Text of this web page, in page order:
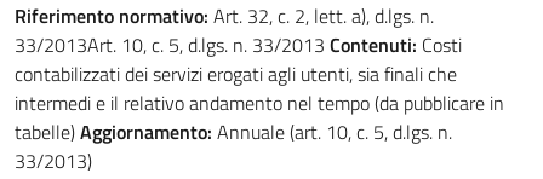
Riferimento normativo: Art. 32, c. 2, lett. a), d.lgs. n.
33/2013Art. 10, c. 5, d.lgs. n. 33/2013 Contenuti: Costi
contabilizzati dei servizi erogati agli utenti, sia finali che
intermedi e il relativo andamento nel tempo (da pubblicare in
tabelle)Aggiornamento: Annuale (art. 10, c. 5, d.lgs. n.
33/2013)